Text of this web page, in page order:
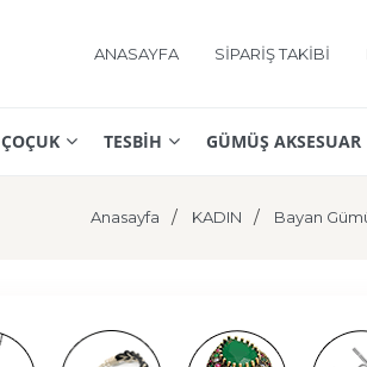
ANASAYFA SİPARİŞ TAKİBİ
ÇOÇUK TESBİH GÜMÜŞ AKSESUAR
Anasayfa KADIN Bayan